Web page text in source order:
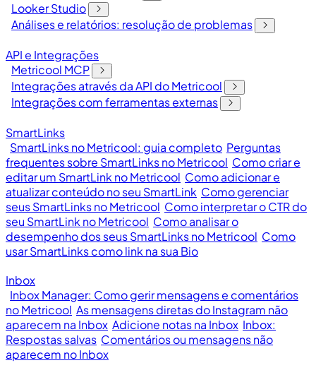
Looker Studio
Análises e relatórios: resolução de problemas
API e Integrações
Metricool MCP
Integrações através da API do Metricool
Integrações com ferramentas externas
SmartLinks
SmartLinks no Metricool: guia completo Perguntas
frequentes sobre SmartLinks no Metricool Como criar e
editar um SmartLink no Metricool Como adicionar e
atualizar conteúdo no seu SmartLink Como gerenciar
seus SmartLinks no Metricool Como interpretar o CTR do
seu SmartLink no Metricool Como analisar o
desempenho dos seus SmartLinks no Metricool Como
usar SmartLinks como link na sua Bio
Inbox
Inbox Manager: Como gerir mensagens e comentários
no Metricool As mensagens diretas do Instagram não
aparecem na Inbox Adicione notas na Inbox Inbox:
Respostas salvas Comentários ou mensagens não
aparecem no Inbox